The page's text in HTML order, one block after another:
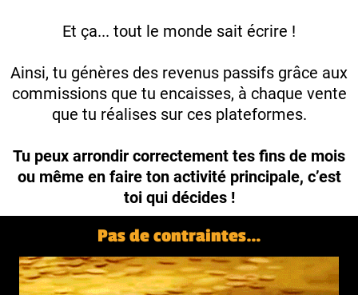
Et ça... tout le monde sait écrire !
Ainsi, tu génères des revenus passifs grâce aux
commissions que tu encaisses, à chaque vente
que tu réalises sur ces plateformes.
Tu peux arrondir correctement tes fins de mois
ou même en faire ton activité principale, c’est
toi qui décides !
Pas de contraintes…